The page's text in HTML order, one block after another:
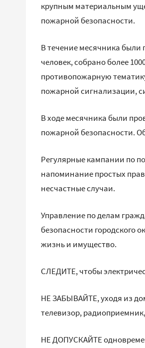
крупным материальным
пожарной безопасности.
В течение месячника были
человек, собрано более
противопожарную
пожарной сигнализации,
В ходе месячника были
пожарной безопасности.
Регулярные кампании по
напоминание простых
несчастные случаи.
Управление по делам
безопасности городского
жизнь и имущество.
СЛЕДИТЕ, чтобы
НЕ ЗАБЫВАЙТЕ, уходя из
телевизор,
НЕ ДОПУСКАЙТЕ